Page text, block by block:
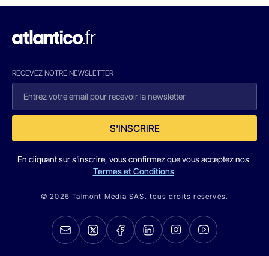
RECEVEZ NOTRE NEWSLETTER
S'INSCRIRE
En cliquant sur s'inscrire, vous confirmez que vous acceptez nos
Termes et Conditions
© 2026 Talmont Media SAS. tous droits réservés.